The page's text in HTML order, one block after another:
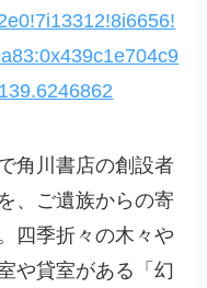
角川書店の創設者
、ご遺族からの寄
四季折々の木々や
や貸室がある「幻